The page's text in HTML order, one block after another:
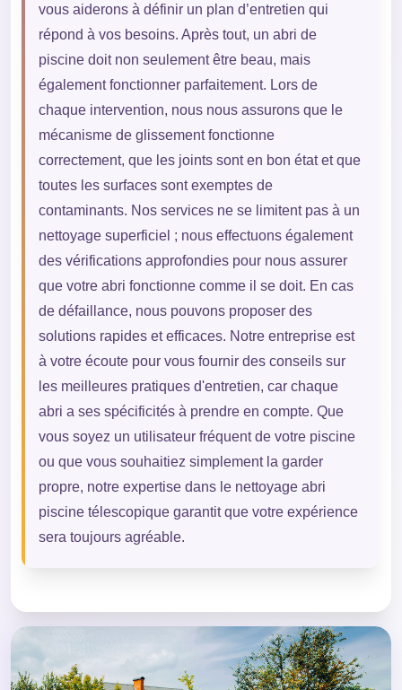
vous aiderons à définir un plan d’entretien qui
répond à vos besoins. Après tout, un abri de
piscine doit non seulement être beau, mais
également fonctionner parfaitement. Lors de
chaque intervention, nous nous assurons que le
mécanisme de glissement fonctionne
correctement, que les joints sont en bon état et que
toutes les surfaces sont exemptes de
contaminants. Nos services ne se limitent pas à un
nettoyage superficiel ; nous effectuons également
des vérifications approfondies pour nous assurer
que votre abri fonctionne comme il se doit. En cas
de défaillance, nous pouvons proposer des
solutions rapides et efficaces. Notre entreprise est
à votre écoute pour vous fournir des conseils sur
les meilleures pratiques d'entretien, car chaque
abri a ses spécificités à prendre en compte. Que
vous soyez un utilisateur fréquent de votre piscine
ou que vous souhaitiez simplement la garder
propre, notre expertise dans le nettoyage abri
piscine télescopique garantit que votre expérience
sera toujours agréable.